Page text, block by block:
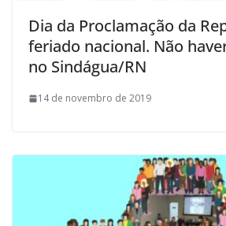
Dia da Proclamação da
feriado nacional. Não
no Sindágua/RN
14 de novembro de 2019